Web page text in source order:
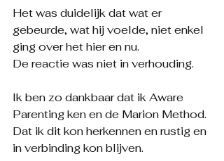
Het was duidelijk dat wat er
gebeurde, wat hij voelde, niet enkel
ging over het hier en nu.
De reactie was niet in verhouding.
Ik ben zo dankbaar dat ik Aware
Parenting ken en de Marion Method.
Dat ik dit kon herkennen en rustig en
in verbinding kon blijven.